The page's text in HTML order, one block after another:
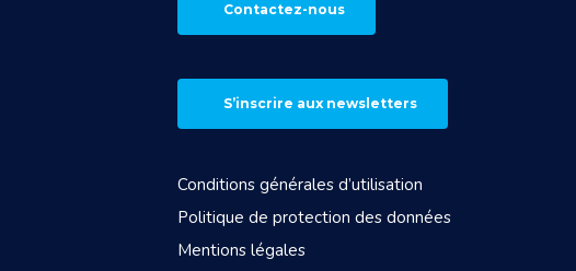
Contactez-nous
S’inscrire aux newsletters
Conditions générales d’utilisation
Politique de protection des données
Mentions légales